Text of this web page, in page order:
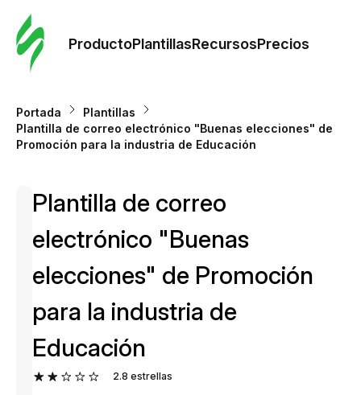
ProductoPlantillasRecursosPrecios
Portada
Plantillas
Plantilla de correo electrónico "Buenas elecciones" de
Promoción para la industria de Educación
Plantilla de correo
electrónico "Buenas
elecciones" de Promoción
para la industria de
Educación
2.8 estrellas